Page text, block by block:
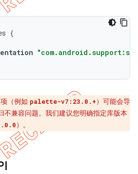
{
（例如 palette-v7:23.0.+）可能会导
不兼容问题。我们建议您明确指定库版本
）。